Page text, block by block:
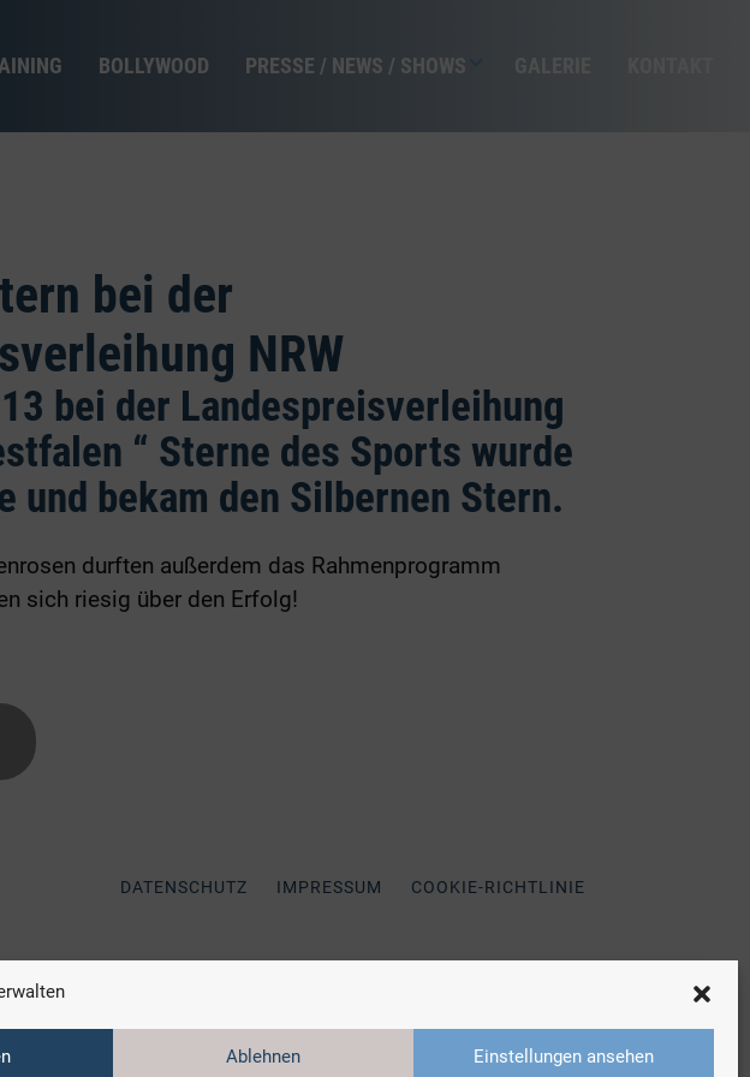
Ablehnen Einstellungen ansehen
BOLLYWOOD PRESSE / NEWS / SHOWS
bei der
NRW
bei der Landespreisverleihung
“ Sterne des Sports wurde
und bekam den Silbernen Stern.
durften außerdem das Rahmenprogramm
sich riesig über den Erfolg!
DATENSCHUTZ IMPRESSUM COOKIE-RICHTLINIE